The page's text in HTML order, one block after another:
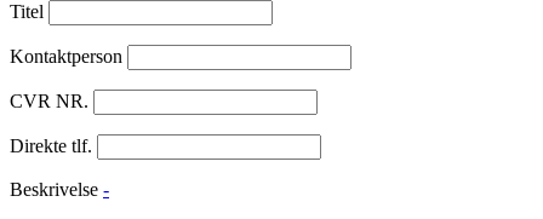
Titel
Kontaktperson
CVR NR.
Direkte tlf.
Beskrivelse -